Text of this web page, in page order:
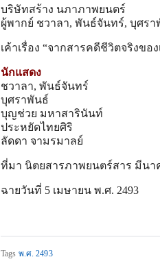
บริษัทสร้าง นภาภาพยนตร์
ผู้พากย์ ชวาลา, พันธ์จันทร์, บุศร
เค้าเรื่อง “จากสารคดีชีวิตจริงขอ
นักแสดง
ชวาลา, พันธ์จันทร์
บุศราพันธ์
บุญช่วย มหาสารินันท์
ประหยัดไทยศิริ
ลัดดา จามรมาลย์
ที่มา นิตยสารภาพยนตร์สาร มีนา
ฉายวันที่ 5 เมษายน พ.ศ. 2493
Tags พ.ศ. 2493